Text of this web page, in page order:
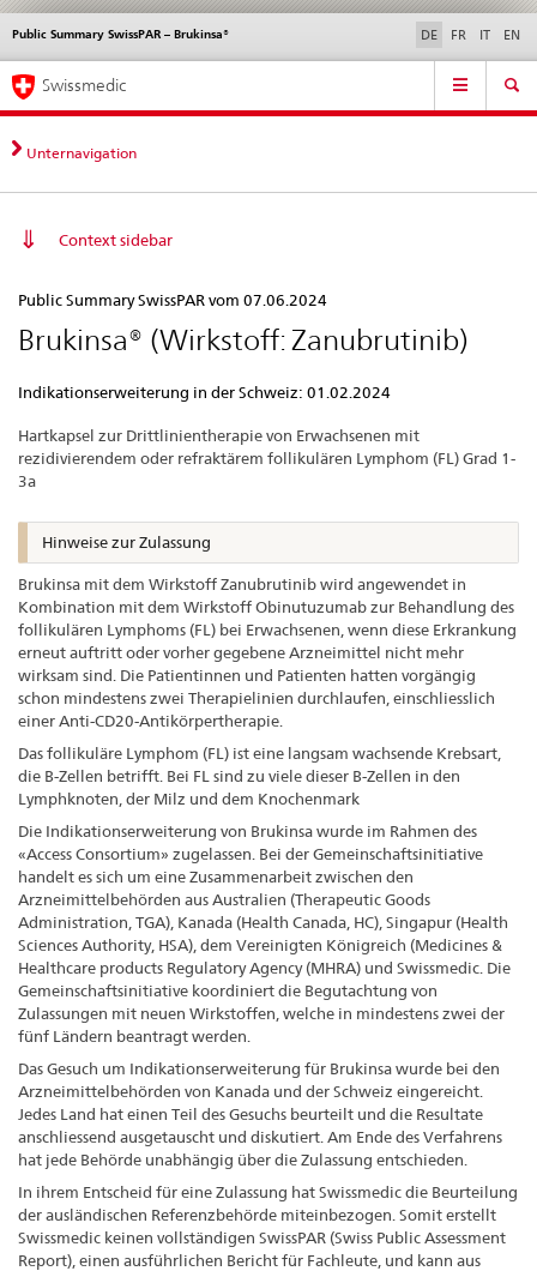
Direktnavigation
News,
Rechtsgrundlagen,
Kontakt
News & Updates Kontakt | Support & Hilfe
Public Summary SwissPAR – Brukinsa®
Sprachwahl DE FR IT EN
Service
Hauptnavigation
Swissmedic
Unternavigation
Context sidebar
Summary
SwissPAR
–
Public Summary SwissPAR vom 07.06.2024
Brukinsa® (Wirkstoff: Zanubrutinib)
Indikationserweiterung in der Schweiz: 01.02.2024
Hartkapsel zur Drittlinientherapie von Erwachsenen mit
rezidivierendem oder refraktärem follikulären Lymphom (FL) Grad 1-
3a
Hinweise zur Zulassung
Brukinsa mit dem Wirkstoff Zanubrutinib wird angewendet in
Kombination mit dem Wirkstoff Obinutuzumab zur Behandlung des
follikulären Lymphoms (FL) bei Erwachsenen, wenn diese Erkrankung
erneut auftritt oder vorher gegebene Arzneimittel nicht mehr
wirksam sind. Die Patientinnen und Patienten hatten vorgängig
schon mindestens zwei Therapielinien durchlaufen, einschliesslich
einer Anti-CD20-Antikörpertherapie.
Das follikuläre Lymphom (FL) ist eine langsam wachsende Krebsart,
die B-Zellen betrifft. Bei FL sind zu viele dieser B-Zellen in den
Lymphknoten, der Milz und dem Knochenmark
Die Indikationserweiterung von Brukinsa wurde im Rahmen des
«Access Consortium» zugelassen. Bei der Gemeinschaftsinitiative
handelt es sich um eine Zusammenarbeit zwischen den
Arzneimittelbehörden aus Australien (Therapeutic Goods
Administration, TGA), Kanada (Health Canada, HC), Singapur (Health
Sciences Authority, HSA), dem Vereinigten Königreich (Medicines &
Healthcare products Regulatory Agency (MHRA) und Swissmedic. Die
Gemeinschaftsinitiative koordiniert die Begutachtung von
Zulassungen mit neuen Wirkstoffen, welche in mindestens zwei der
fünf Ländern beantragt werden.
Das Gesuch um Indikationserweiterung für Brukinsa wurde bei den
Arzneimittelbehörden von Kanada und der Schweiz eingereicht.
Jedes Land hat einen Teil des Gesuchs beurteilt und die Resultate
anschliessend ausgetauscht und diskutiert. Am Ende des Verfahrens
hat jede Behörde unabhängig über die Zulassung entschieden.
In ihrem Entscheid für eine Zulassung hat Swissmedic die Beurteilung
der ausländischen Referenzbehörde miteinbezogen. Somit erstellt
Swissmedic keinen vollständigen SwissPAR (Swiss Public Assessment
Report), einen ausführlichen Bericht für Fachleute, und kann aus